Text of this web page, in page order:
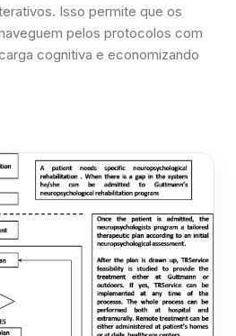
Isso permite que os
pelos protocolos com
cognitiva e economizando